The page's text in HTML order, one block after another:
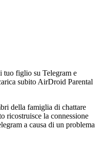
tuo figlio su Telegram e
subito AirDroid Parental
della famiglia di chattare
ricostruisce la connessione
a causa di un problema